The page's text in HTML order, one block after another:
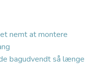
nemt at montere
bagudvendt så længe